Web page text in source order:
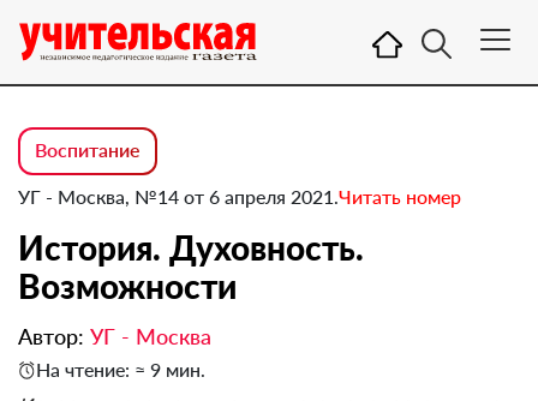
Воспитание
УГ - Москва, №14 от 6 апреля 2021.Читать номер
История. Духовность.
Возможности
Автор: УГ - Москва
На чтение: ≈ 9 мин.